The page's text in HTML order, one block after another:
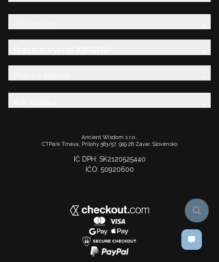
Ancient Wisdom s.r.o.,
CTPark Trnava, Prílohy 583/57, 919 26 Zavar, Slovensko
IČ DPH: SK2120525440
IČO: 50920600